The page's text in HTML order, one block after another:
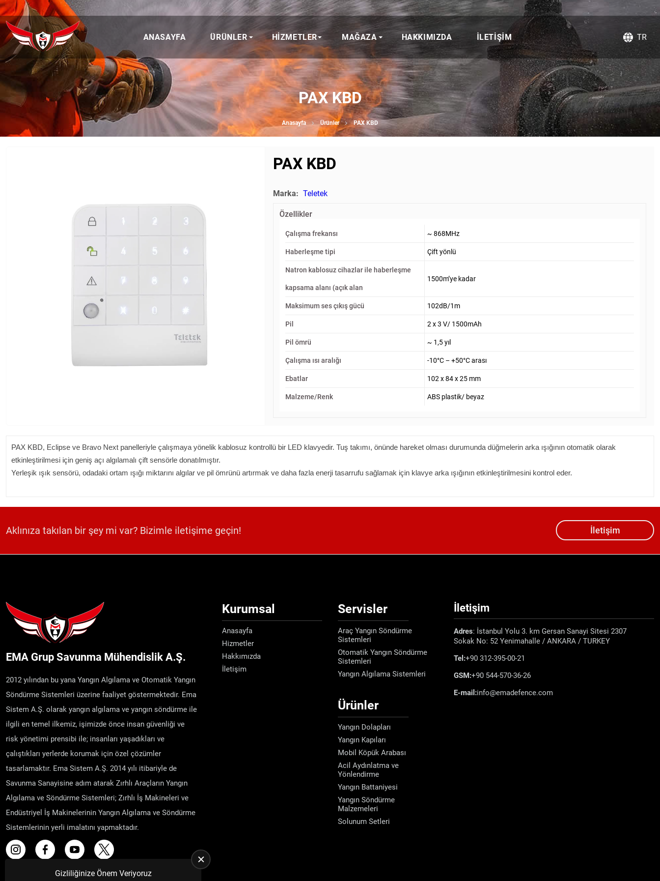
ANASAYFA ÜRÜNLER HIZMETLER MAĞAZA HAKKIMIZDA İLETIŞIM TR
PAX KBD
Anasayfa Ürünler PAX KBD
PAX KBD
Marka: Teletek
Özellikler
Çalışma frekansı ~ 868MHz
Haberleşme tipi Çift yönlü
Natron kablosuz cihazlar ile haberleşme
kapsama alanı (açık alan
1500m’ye kadar
Maksimum ses çıkış gücü 102dB/1m
Pil 2 х 3 V/ 1500mAh
Pil ömrü ~ 1,5 yıl
Çalışma ısı aralığı -10°C – +50°C arası
Ebatlar 102 x 84 x 25 mm
Malzeme/Renk ABS plastik/ beyaz
PAX KBD, Eclipse ve Bravo Next panelleriyle çalışmaya yönelik kablosuz kontrollü bir LED klavyedir. Tuş takımı, önünde hareket olması durumunda düğmelerin arka ışığının otomatik olarak
etkinleştirilmesi için geniş açı algılamalı çift sensörle donatılmıştır.
Yerleşik ışık sensörü, odadaki ortam ışığı miktarını algılar ve pil ömrünü artırmak ve daha fazla enerji tasarrufu sağlamak için klavye arka ışığının etkinleştirilmesini kontrol eder.
Aklınıza takılan bir şey mi var? Bizimle iletişime geçin! İletişim
EMA Grup Savunma Mühendislik A.Ş.
2012 yılından bu yana Yangın Algılama ve Otomatik Yangın
Söndürme Sistemleri üzerine faaliyet göstermektedir. Ema
Sistem A.Ş. olarak yangın algılama ve yangın söndürme ile
ilgili en temel ilkemiz, işimizde önce insan güvenliği ve
risk yönetimi prensibi ile; insanları yaşadıkları ve
çalıştıkları yerlerde korumak için özel çözümler
tasarlamaktır. Ema Sistem A.Ş. 2014 yılı itibariyle de
Savunma Sanayisine adım atarak Zırhlı Araçların Yangın
Algılama ve Söndürme Sistemleri; Zırhlı İş Makineleri ve
Endüstriyel İş Makinelerinin Yangın Algılama ve Söndürme
Sistemlerinin yerli imalatını yapmaktadır.
Kurumsal
Anasayfa
Hizmetler
Hakkımızda
İletişim
Servisler
Araç Yangın Söndürme
Sistemleri
Otomatik Yangın Söndürme
Sistemleri
Yangın Algılama Sistemleri
Ürünler
Yangın Dolapları
Yangın Kapıları
Mobil Köpük Arabası
Acil Aydınlatma ve
Yönlendirme
Yangın Battaniyesi
Yangın Söndürme
Malzemeleri
Solunum Setleri
İletişim
Adres: İstanbul Yolu 3. km Gersan Sanayi Sitesi 2307
Sokak No: 52 Yenimahalle / ANKARA / TURKEY
Tel:+90 312-395-00-21
GSM:+90 544-570-36-26
E-mail:info@emadefence.com
Gizliliğinize Önem Veriyoruz